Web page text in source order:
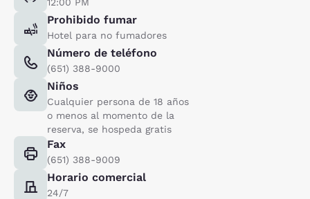
Prohibido fumar
Hotel para no fumadores
Número de teléfono
(651) 388-9000
Niños
Cualquier persona de 18 años
o menos al momento de la
reserva, se hospeda gratis
Fax
(651) 388-9009
Horario comercial
24/7